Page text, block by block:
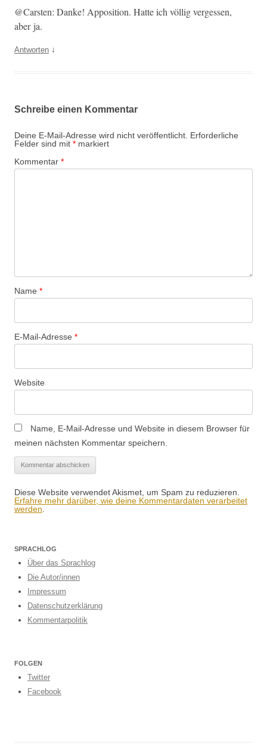
@Carsten: Danke! Appo­si­tion. Hat­te ich völ­lig vergessen,
aber ja.
Antworten ↓
Schreibe einen Kommentar
Deine E-Mail-Adresse wird nicht veröffentlicht. Erforderliche
Felder sind mit * markiert
Kommentar *
Name *
E-Mail-Adresse *
Website
Name, E-Mail-Adresse und Website in diesem Browser für
meinen nächsten Kommentar speichern.
Diese Website verwendet Akismet, um Spam zu reduzieren.
Erfahre mehr darüber, wie deine Kommentardaten verarbeitet
werden
SPRACHLOG
Über das Sprachlog
Die Autor/innen
Impressum
Datenschutzerklärung
Kommentarpolitik
FOLGEN
Twitter
Facebook